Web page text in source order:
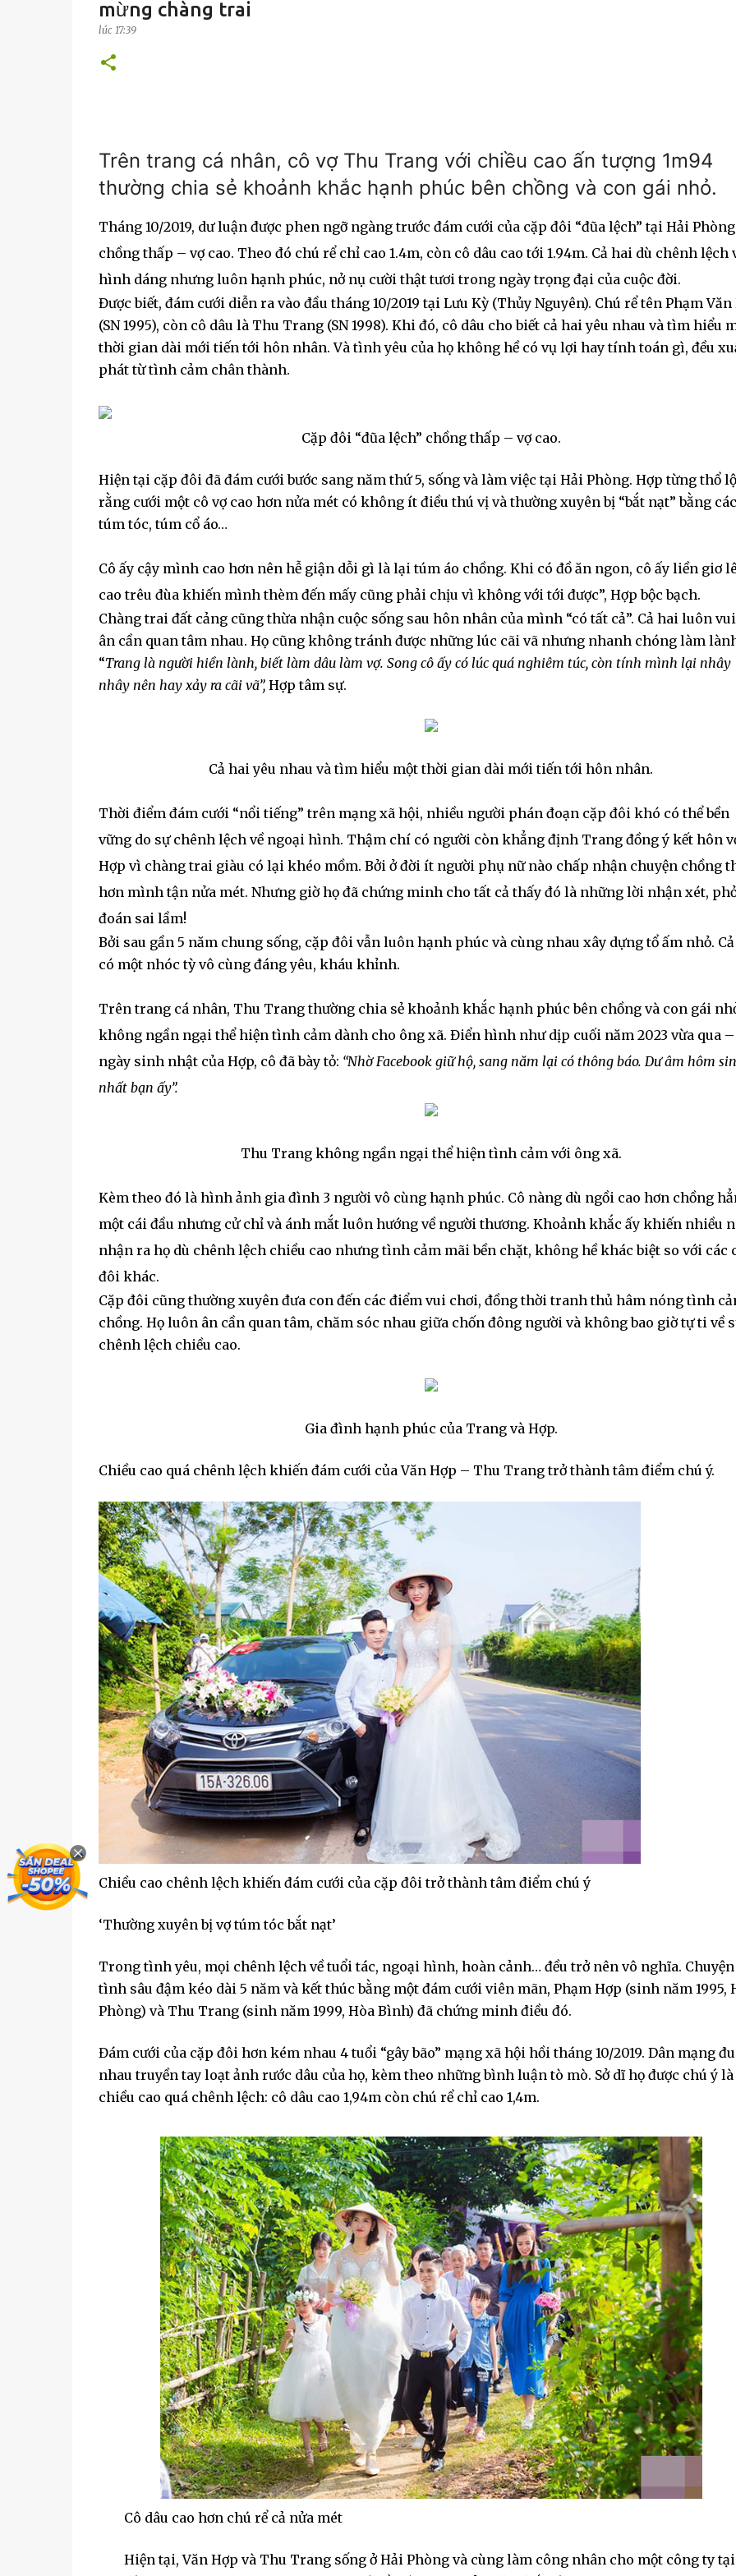
mừng chàng trai
lúc 17:39
Trên trang cá nhân, cô vợ Thu Trang với chiều cao ấn tượng 1m94
thường chia sẻ khoảnh khắc hạnh phúc bên chồng và con gái nhỏ.
Tháng 10/2019, dư luận được phen ngỡ ngàng trước đám cưới của cặp đôi “đũa lệch” tại Hải
chồng thấp – vợ cao. Theo đó chú rể chỉ cao 1.4m, còn cô dâu cao tới 1.94m. Cả hai dù chênh lệch
hình dáng nhưng luôn hạnh phúc, nở nụ cười thật tươi trong ngày trọng đại của cuộc đời.
Được biết, đám cưới diễn ra vào đầu tháng 10/2019 tại Lưu Kỳ (Thủy Nguyên). Chú rể tên Phạm Văn
(SN 1995), còn cô dâu là Thu Trang (SN 1998). Khi đó, cô dâu cho biết cả hai yêu nhau và tìm hiểu
thời gian dài mới tiến tới hôn nhân. Và tình yêu của họ không hề có vụ lợi hay tính toán gì, đều
phát từ tình cảm chân thành.
Cặp đôi “đũa lệch” chồng thấp – vợ cao.
Hiện tại cặp đôi đã đám cưới bước sang năm thứ 5, sống và làm việc tại Hải Phòng. Hợp từng thổ lộ
rằng cưới một cô vợ cao hơn nửa mét có không ít điều thú vị và thường xuyên bị “bắt nạt” bằng
túm tóc, túm cổ áo…
Cô ấy cậy mình cao hơn nên hễ giận dỗi gì là lại túm áo chồng. Khi có đồ ăn ngon, cô ấy liền giơ
cao trêu đùa khiến mình thèm đến mấy cũng phải chịu vì không với tới được”, Hợp bộc bạch.
Chàng trai đất cảng cũng thừa nhận cuộc sống sau hôn nhân của mình “có tất cả”. Cả hai luôn vui
ân cần quan tâm nhau. Họ cũng không tránh được những lúc cãi vã nhưng nhanh chóng làm
“Trang là người hiền lành, biết làm dâu làm vợ. Song cô ấy có lúc quá nghiêm túc, còn tính mình lại nhây
nhây nên hay xảy ra cãi vã”,Hợp tâm sự.
Cả hai yêu nhau và tìm hiểu một thời gian dài mới tiến tới hôn nhân.
Thời điểm đám cưới “nổi tiếng” trên mạng xã hội, nhiều người phán đoạn cặp đôi khó có thể bền
vững do sự chênh lệch về ngoại hình. Thậm chí có người còn khẳng định Trang đồng ý kết hôn
Hợp vì chàng trai giàu có lại khéo mồm. Bởi ở đời ít người phụ nữ nào chấp nhận chuyện chồng
hơn mình tận nửa mét. Nhưng giờ họ đã chứng minh cho tất cả thấy đó là những lời nhận xét,
đoán sai lầm!
Bởi sau gần 5 năm chung sống, cặp đôi vẫn luôn hạnh phúc và cùng nhau xây dựng tổ ấm nhỏ.
có một nhóc tỳ vô cùng đáng yêu, kháu khỉnh.
Trên trang cá nhân, Thu Trang thường chia sẻ khoảnh khắc hạnh phúc bên chồng và con gái
không ngần ngại thể hiện tình cảm dành cho ông xã. Điển hình như dịp cuối năm 2023 vừa qua –
ngày sinh nhật của Hợp, cô đã bày tỏ: “Nhờ Facebook giữ hộ, sang năm lại có thông báo. Dư âm hôm
nhất bạn ấy”.
Thu Trang không ngần ngại thể hiện tình cảm với ông xã.
Kèm theo đó là hình ảnh gia đình 3 người vô cùng hạnh phúc. Cô nàng dù ngồi cao hơn chồng
một cái đầu nhưng cử chỉ và ánh mắt luôn hướng về người thương. Khoảnh khắc ấy khiến nhiều
nhận ra họ dù chênh lệch chiều cao nhưng tình cảm mãi bền chặt, không hề khác biệt so với các
đôi khác.
Cặp đôi cũng thường xuyên đưa con đến các điểm vui chơi, đồng thời tranh thủ hâm nóng tình
chồng. Họ luôn ân cần quan tâm, chăm sóc nhau giữa chốn đông người và không bao giờ tự ti về
chênh lệch chiều cao.
Gia đình hạnh phúc của Trang và Hợp.
Chiều cao quá chênh lệch khiến đám cưới của Văn Hợp – Thu Trang trở thành tâm điểm chú ý.
Chiều cao chênh lệch khiến đám cưới của cặp đôi trở thành tâm điểm chú ý
‘Thường xuyên bị vợ túm tóc bắt nạt’
Trong tình yêu, mọi chênh lệch về tuổi tác, ngoại hình, hoàn cảnh… đều trở nên vô nghĩa. Chuyện
tình sâu đậm kéo dài 5 năm và kết thúc bằng một đám cưới viên mãn, Phạm Hợp (sinh năm 1995,
Phòng) và Thu Trang (sinh năm 1999, Hòa Bình) đã chứng minh điều đó.
Đám cưới của cặp đôi hơn kém nhau 4 tuổi “gây bão” mạng xã hội hồi tháng 10/2019. Dân mạng
nhau truyền tay loạt ảnh rước dâu của họ, kèm theo những bình luận tò mò. Sở dĩ họ được chú ý là
chiều cao quá chênh lệch: cô dâu cao 1,94m còn chú rể chỉ cao 1,4m.
Cô dâu cao hơn chú rể cả nửa mét
Hiện tại, Văn Hợp và Thu Trang sống ở Hải Phòng và cùng làm công nhân cho một công ty tại